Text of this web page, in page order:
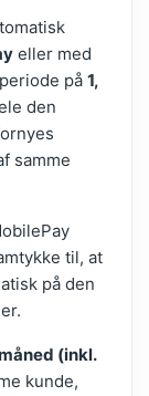
eller med
på 1,
den
samme
til, at
på den
(inkl.
kunde,